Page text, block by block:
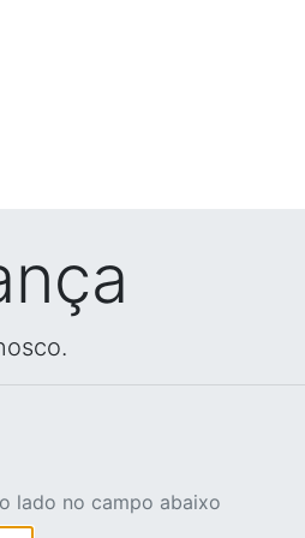
lado no campo abaixo